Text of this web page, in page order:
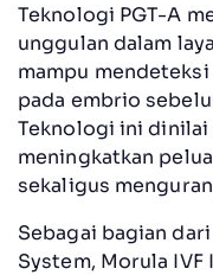
Teknologi PGT-A
unggulan dalam
mampu
pada embrio
Teknologi ini
meningkatkan
sekaligus
Sebagai bagian
System, Morula